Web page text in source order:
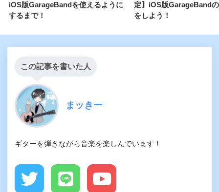
iOS版GarageBandを使えるように
するまで！
定】iOS版GarageBand
をしよう！
この記事を書いた人
まッきー
ギターを弾きながら音楽を楽しんでいます！